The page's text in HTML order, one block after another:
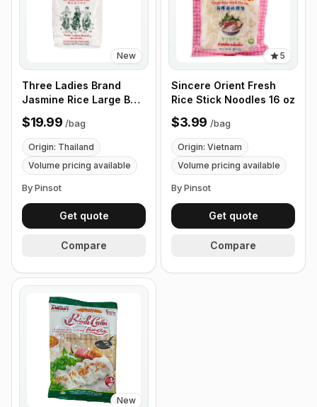
New
Three Ladies Brand
Jasmine Rice Large Bag
10 lb
$19.99 /bag
Origin: Thailand
Volume pricing available
By Pinsot
Get quote
Compare
5
Sincere Orient Fresh
Rice Stick Noodles 16 oz
$3.99 /bag
Origin: Vietnam
Volume pricing available
By Pinsot
Get quote
Compare
New